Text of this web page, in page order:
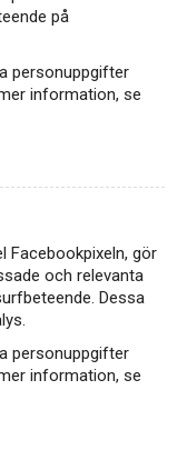
på
personuppgifter
information, se
Facebookpixeln, gör
och relevanta
Dessa
personuppgifter
information, se